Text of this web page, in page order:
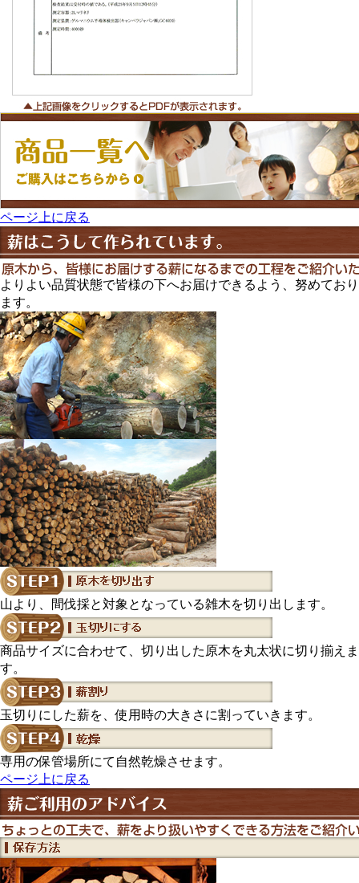
ページ上に戻る
よりよい品質状態で皆様の下へお届けできるよう、努めており
ます。
山より、間伐採と対象となっている雑木を切り出します。
商品サイズに合わせて、切り出した原木を丸太状に切り揃えま
す。
玉切りにした薪を、使用時の大きさに割っていきます。
専用の保管場所にて自然乾燥させます。
ページ上に戻る